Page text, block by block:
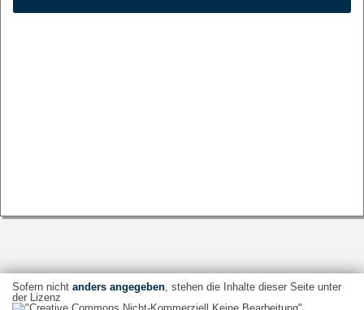
Sofern nicht anders angegeben, stehen die Inhalte dieser Seite unter
der Lizenz